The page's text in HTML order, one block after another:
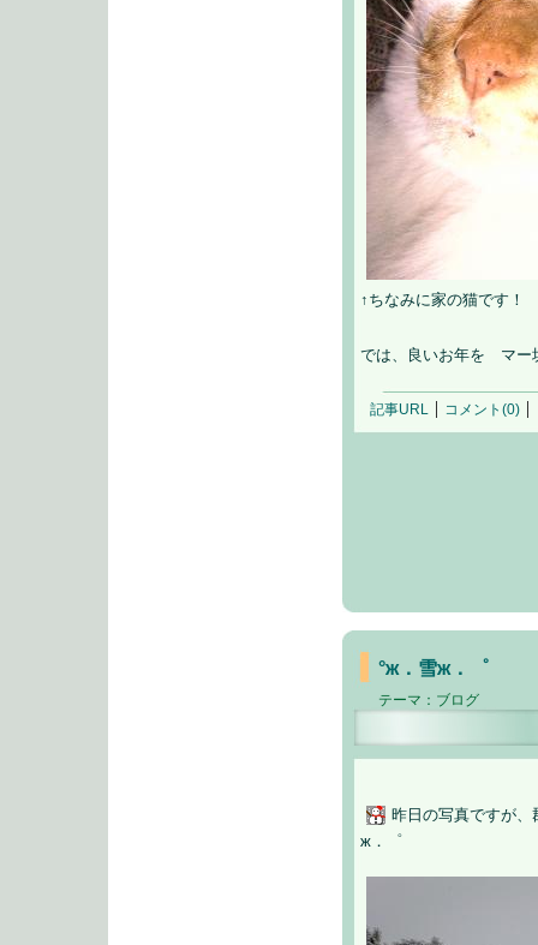
↑ちなみに家の猫です！
では、良いお年を マー
記事URL コメント(0)
°ж．雪ж．゜
テーマ： ブログ
昨日の写真ですが、
ж．゜